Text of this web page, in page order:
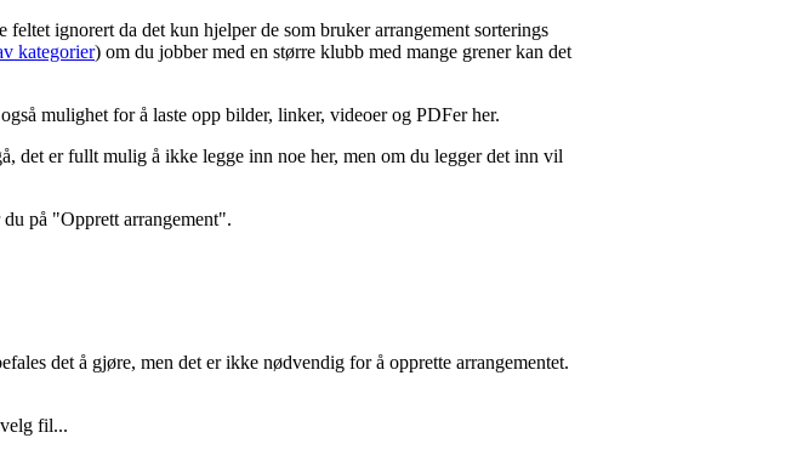
ignorert da det kun hjelper de som bruker arrangement sorterings
kategorier) om du jobber med en større klubb med mange grener kan det
mulighet for å laste opp bilder, linker, videoer og PDFer her.
det er fullt mulig å ikke legge inn noe her, men om du legger det inn vil
på "Opprett arrangement".
det å gjøre, men det er ikke nødvendig for å opprette arrangementet.
velg fil...